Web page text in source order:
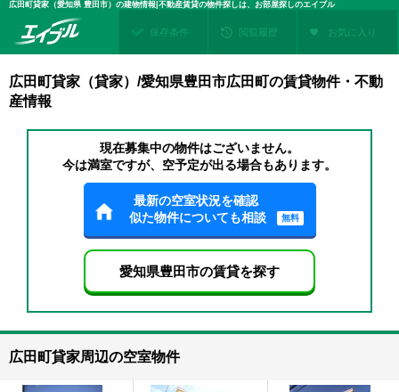
広田町貸家（愛知県 豊田市）の建物情報|不動産賃貸の物件探しは、お部屋探しのエイブル
保存条件 閲覧履歴 お気に入り
広田町貸家（貸家）/愛知県豊田市広田町の賃貸物件・不動
産情報
現在募集中の物件はございません。
今は満室ですが、空予定が出る場合もあります。
最新の空室状況を確認
似た物件についても相談
無料
愛知県豊田市の賃貸を探す
広田町貸家周辺の空室物件